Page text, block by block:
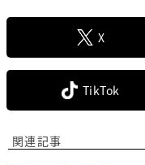
X
TikTok
関連記事